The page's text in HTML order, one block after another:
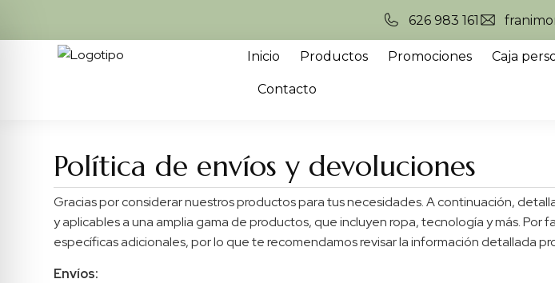
626 983 161
Inicio Productos Promociones Caja
Contacto
Política de envíos y devoluciones
Gracias por considerar nuestros productos para tus necesidades. A continuación,
y aplicables a una amplia gama de productos, que incluyen ropa, tecnología y más.
específicas adicionales, por lo que te recomendamos revisar la información detallada
Envíos: